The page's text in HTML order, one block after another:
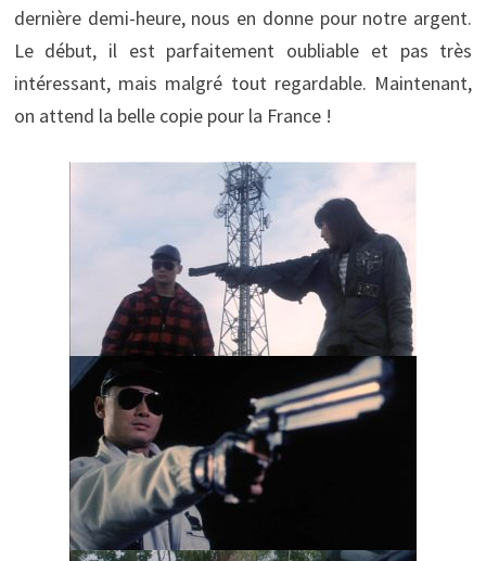
dernière demi-heure, nous en donne pour notre argent.
Le début, il est parfaitement oubliable et pas très
intéressant, mais malgré tout regardable. Maintenant,
on attend la belle copie pour la France !